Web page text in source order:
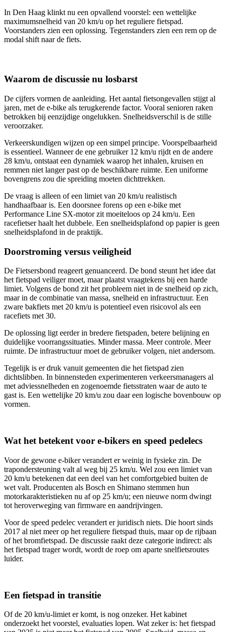
In Den Haag klinkt nu een opvallend voorstel: een wettelijke
maximumsnelheid van 20 km/u op het reguliere fietspad.
Voorstanders zien een oplossing. Tegenstanders zien een rem op de
modal shift naar de fiets.
Waarom de discussie nu losbarst
De cijfers vormen de aanleiding. Het aantal fietsongevallen stijgt al
jaren, met de e-bike als terugkerende factor. Vooral senioren raken
betrokken bij eenzijdige ongelukken. Snelheidsverschil is de stille
veroorzaker.
Verkeerskundigen wijzen op een simpel principe. Voorspelbaarheid
is essentieel. Wanneer de ene gebruiker 12 km/u rijdt en de andere
28 km/u, ontstaat een dynamiek waarop het inhalen, kruisen en
remmen niet langer past op de beschikbare ruimte. Een uniforme
bovengrens zou die spreiding moeten dichttrekken.
De vraag is alleen of een limiet van 20 km/u realistisch
handhaafbaar is. Een doorsnee forens op een e-bike met
Performance Line SX-motor zit moeiteloos op 24 km/u. Een
racefietser haalt het dubbele. Een snelheidsplafond op papier is geen
snelheidsplafond in de praktijk.
Doorstroming versus veiligheid
De Fietsersbond reageert genuanceerd. De bond steunt het idee dat
het fietspad veiliger moet, maar plaatst vraagtekens bij een harde
limiet. Volgens de bond zit het probleem niet in de snelheid op zich,
maar in de combinatie van massa, snelheid en infrastructuur. Een
zware bakfiets met 20 km/u is potentieel even risicovol als een
racefiets met 30.
De oplossing ligt eerder in bredere fietspaden, betere belijning en
duidelijke voorrangssituaties. Minder massa. Meer controle. Meer
ruimte. De infrastructuur moet de gebruiker volgen, niet andersom.
Tegelijk is er druk vanuit gemeenten die het fietspad zien
dichtslibben. In binnensteden experimenteren verkeersmanagers al
met adviessnelheden en zogenoemde fietsstraten waar de auto te
gast is. Een wettelijke 20 km/u zou daar een logische bovenbouw op
vormen.
Wat het betekent voor e-bikers en speed pedelecs
Voor de gewone e-biker verandert er weinig in fysieke zin. De
trapondersteuning valt al weg bij 25 km/u. Wel zou een limiet van
20 km/u betekenen dat een deel van het comfortgebied buiten de
wet valt. Producenten als Bosch en Shimano stemmen hun
motorkarakteristieken nu af op 25 km/u; een nieuwe norm dwingt
tot heroverweging van firmware en aandrijvingen.
Voor de speed pedelec verandert er juridisch niets. Die hoort sinds
2017 al niet meer op het reguliere fietspad thuis, maar op de rijbaan
of het bromfietspad. De discussie raakt deze categorie indirect: als
het fietspad trager wordt, wordt de roep om aparte snelfietsroutes
luider.
Een fietspad in transitie
Of de 20 km/u-limiet er komt, is nog onzeker. Het kabinet
onderzoekt het voorstel, evaluaties lopen. Wat zeker is: het fietspad